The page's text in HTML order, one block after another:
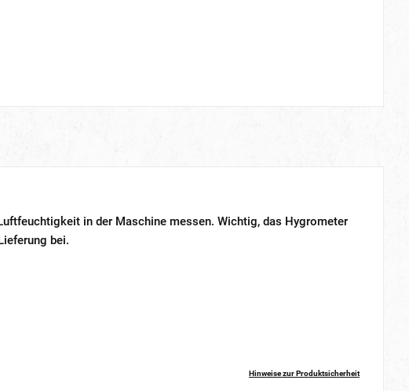
in der Maschine messen. Wichtig, das Hygrometer
bei.
Hinweise zur Produktsicherheit